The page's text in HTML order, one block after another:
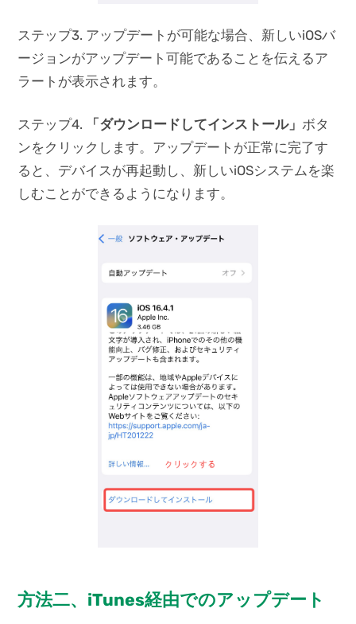
ステップ3. アップデートが可能な場合、新しいiOSバ
ージョンがアップデート可能であることを伝えるア
ラートが表示されます。
ステップ4. 「ダウンロードしてインストール」ボタ
ンをクリックします。アップデートが正常に完了す
ると、デバイスが再起動し、新しいiOSシステムを楽
しむことができるようになります。
方法二、iTunes経由でのアップデート